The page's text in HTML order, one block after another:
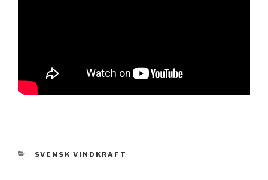
KATEGORIER
SVENSK VINDKRAFT